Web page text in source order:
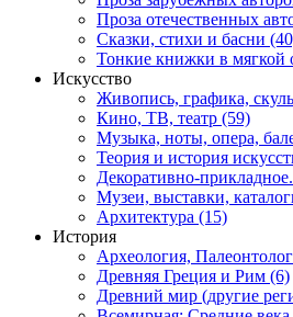
Проза отечественных
Сказки, стихи и басни
Тонкие книжки в мягкой
Искусство
Живопись, графика,
Кино, ТВ, театр (59)
Музыка, ноты, опера,
Теория и история
Декоративно-
Музеи, выставки,
Архитектура (15)
История
Археология,
Древняя Греция и Рим (6)
Древний мир (другие